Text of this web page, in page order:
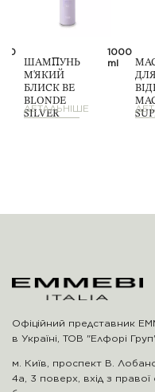
ШАМПУНЬ
М'ЯКИЙ
БЛИСК BE
BLONDE
SILVER
1000
ml
ДЕТАЛЬНІШЕ
Офіційний представник
в Україні, ТОВ "Елфорі
м. Київ, проспект В.
4а, 3 поверх, вхід з